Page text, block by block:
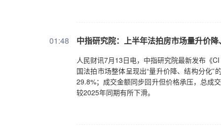
01:48 中指研究院：上半年法拍房市场量升价
人民财讯7月13日电，中指研究院最新发布《
国法拍市场整体呈现出“量升价降、结构分化
29.8%；成交金额同步回升但价格承压，总成
较2025年同期有所下滑。